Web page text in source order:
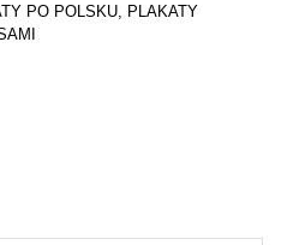
PO POLSKU, PLAKATY